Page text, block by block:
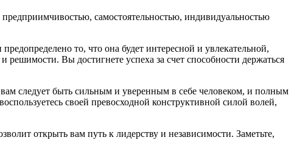
самостоятельностью, индивидуальностью
то, что она будет интересной и увлекательной,
Вы достигнете успеха за счет способности держаться
следует быть сильным и уверенным в себе человеком, и полным
своей превосходной конструктивной силой волей,
открыть вам путь к лидерству и независимости. Заметьте,